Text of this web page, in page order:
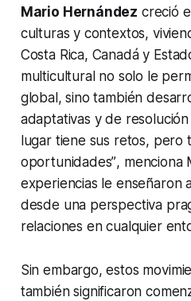
Mario Hernández creció
culturas y contextos,
Costa Rica, Canadá y
multicultural no solo le
global, sino también
adaptativas y de
lugar tiene sus retos, pero
oportunidades”, menciona
experiencias le enseñaron
desde una perspectiva
relaciones en cualquier
Sin embargo, estos
también significaron